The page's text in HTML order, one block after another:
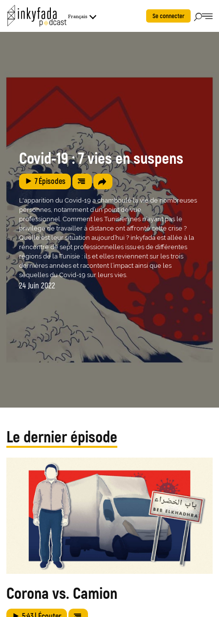
Français Se connecter
Covid-19 : 7 vies en suspens
7Épisodes
L'apparition du Covid-19 a chamboulé la vie de nombreuses
personnes, notamment d’un point de vue
professionnel. Comment les Tunisien.nes n’ayant pas le
privilège de travailler à distance ont affronté cette crise ?
Quelle est leur situation aujourd’hui ? inkyfada est allée à la
rencontre de sept professionnel·les issu·es de différentes
régions de la Tunisie : ils et elles reviennent sur les trois
dernières années et racontent l’impact ainsi que les
séquelles du Covid-19 sur leurs vies.
24 Juin 2022
Le dernier épisode
Corona vs. Camion